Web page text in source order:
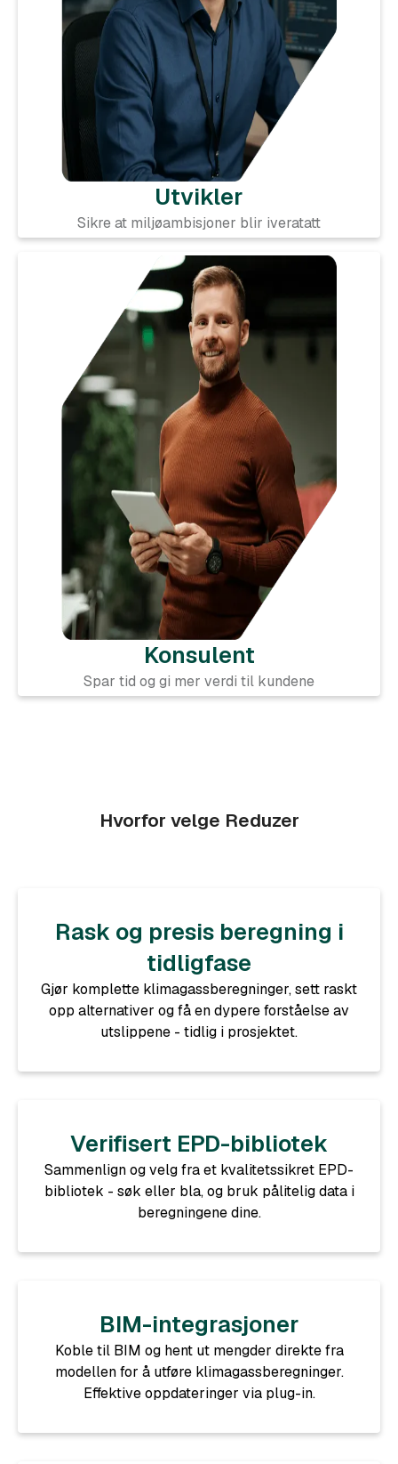
Utvikler
Sikre at miljøambisjoner blir iveratatt
Konsulent
Spar tid og gi mer verdi til kundene
Hvorfor velge Reduzer
Rask og presis beregning i
tidligfase
Gjør komplette klimagassberegninger, sett raskt
opp alternativer og få en dypere forståelse av
utslippene - tidlig i prosjektet.
Verifisert EPD-bibliotek
Sammenlign og velg fra et kvalitetssikret EPD-
bibliotek - søk eller bla, og bruk pålitelig data i
beregningene dine.
BIM-integrasjoner
Koble til BIM og hent ut mengder direkte fra
modellen for å utføre klimagassberegninger.
Effektive oppdateringer via plug-in.